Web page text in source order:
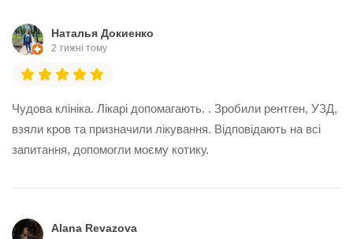
Наталья Докиенко
2 тижні тому
Чудова клініка. Лікарі допомагають. . Зробили рентген, УЗД,
взяли кров та призначили лікування. Відповідають на всі
запитання, допомогли моєму котику.
Alana Revazova